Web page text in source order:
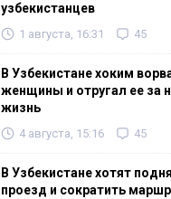
узбекистанцев
1 августа, 16:31 45
В Узбекистане хоким
женщины и отругал ее за
жизнь
4 августа, 15:16 45
В Узбекистане хотят
проезд и сократить